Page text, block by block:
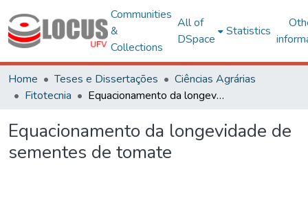
Communities
&
Collections
All of
DSpace
Statistics
Home Teses e Dissertações
Ciências Agrárias
Fitotecnia
Equacionamento da longevidade de sementes de tomate
Equacionamento da longevidade de
sementes de tomate